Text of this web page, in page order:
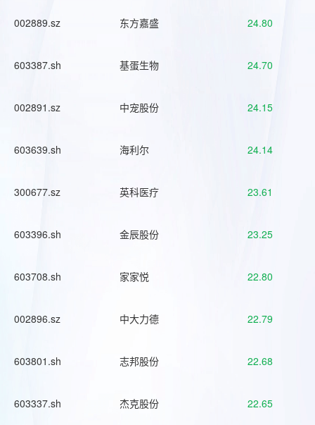
002889.sz 东方嘉盛 24.80
603387.sh 基蛋生物 24.70
002891.sz 中宠股份 24.15
603639.sh 海利尔 24.14
300677.sz 英科医疗 23.61
603396.sh 金辰股份 23.25
603708.sh 家家悦 22.80
002896.sz 中大力德 22.79
603801.sh 志邦股份 22.68
603337.sh 杰克股份 22.65